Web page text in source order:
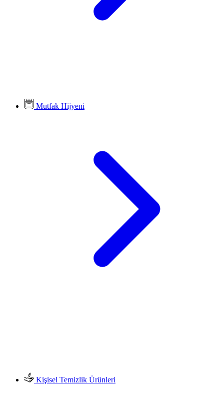
Mutfak Hijyeni
Kişisel Temizlik Ürünleri